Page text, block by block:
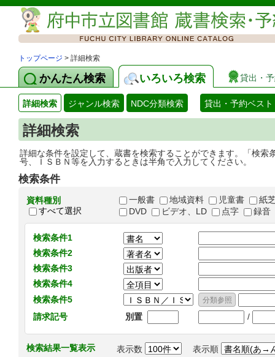
トップページ > 詳細検索
かんたん検索 いろいろ検索 貸出・
詳細検索 ジャンル検索 NDC分類検索 貸出・予約ベスト
詳細検索
詳細な条件を設定して、蔵書を検索することができます。「検
号、ＩＳＢＮ等を入力するときは半角で入力してください。
検索条件
資料種別
すべて選択
一般書 地域資料 児童書
紙
DVD
ビデオ、LD 点字 録音
検索条件1
検索条件2
検索条件3
検索条件4
検索条件5
請求記号
別置 /
検索結果一覧表示 表示数 表示順